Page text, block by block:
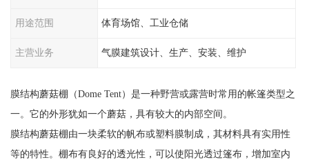
用途范围 体育场馆、工业仓储
主营业务 气膜建筑设计、生产、安装、维护
膜结构蘑菇棚（Dome Tent）是一种野营或露营时常用的帐篷类型之
一。它的外形犹如一个蘑菇，具有较大的内部空间。
膜结构蘑菇棚由一块柔软的帆布或塑料膜制成，其材料具有实用性
等的特性。棚布有良好的透光性，可以使阳光透过篷布，增加室内